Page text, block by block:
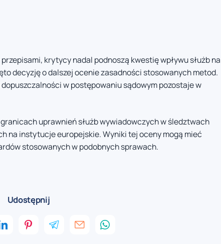
krytycy nadal podnoszą kwestię wpływu służb na
decyzję o dalszej ocenie zasadności stosowanych metod.
w postępowaniu sądowym pozostaje w
uprawnień służb wywiadowczych w śledztwach
na instytucje europejskie. Wyniki tej oceny mogą mieć
stosowanych w podobnych sprawach.
Udostępnij